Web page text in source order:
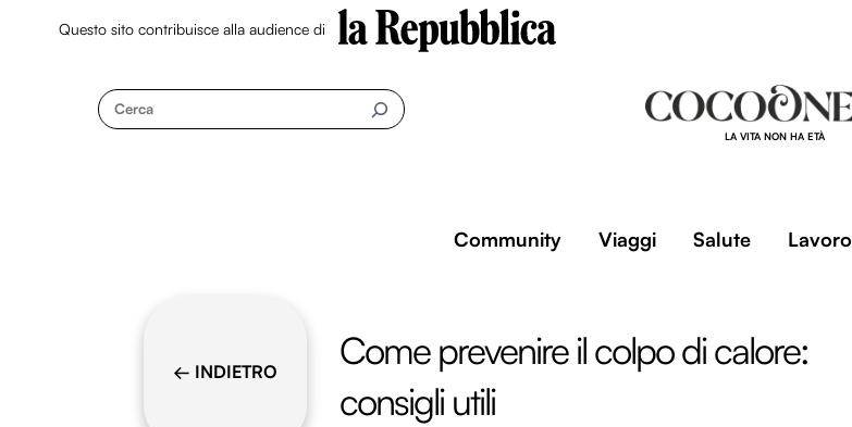
Questo sito contribuisce alla audience di
Cerca
LA VITA NON HA ETÀ
Community Viaggi Salute Lavoro
← INDIETRO
Come prevenire il colpo di calore:
consigli utili